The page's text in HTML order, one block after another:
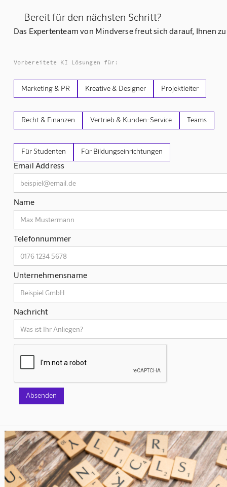
Bereit für den nächsten Schritt?
Das Expertenteam von Mindverse freut sich darauf, Ihnen
Vorbereitete KI Lösungen für:
Marketing & PR Kreative & Designer Projektleiter
Recht & Finanzen Vertrieb & Kunden-Service Teams
Für Studenten Für Bildungseinrichtungen
Email Address
Name
Telefonnummer
Unternehmensname
Nachricht